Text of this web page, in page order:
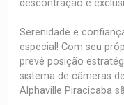
descontração e
Serenidade e
especial! Com seu
prevê posição
sistema de câmeras
Alphaville Piracicaba